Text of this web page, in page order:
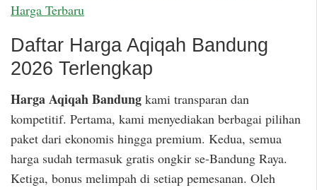
Harga Terbaru
Daftar Harga Aqiqah Bandung
2026 Terlengkap
Harga Aqiqah Bandung kami transparan dan
kompetitif. Pertama, kami menyediakan berbagai pilihan
paket dari ekonomis hingga premium. Kedua, semua
harga sudah termasuk gratis ongkir se-Bandung Raya.
Ketiga, bonus melimpah di setiap pemesanan. Oleh